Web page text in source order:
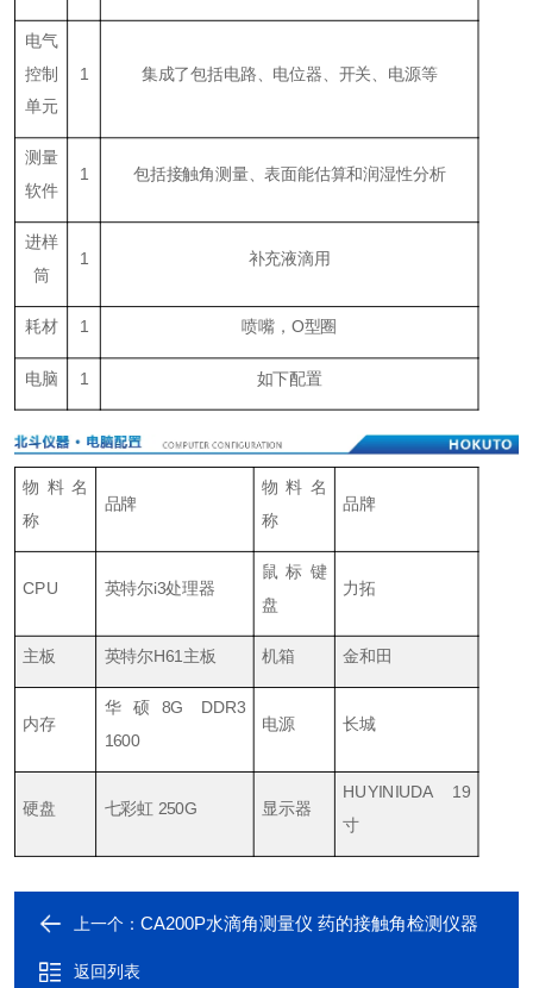
电气
控制
单元
1 集成了包括电路、电位器、开关、电源等
测量
软件
1 包括接触角测量、表面能估算和润湿性分析
进样
筒
1 补充液滴用
耗材 1 喷嘴， O型圈
电脑 1 如下配置
物料名
称
品牌
物料名
称
品牌
CPU 英特尔i3处理器
鼠标键
盘
力拓
主板 英特尔H61主板 机箱 金和田
内存
华硕8G DDR3
1600
电源 长城
硬盘 七彩虹 250G 显示器
HUYINIUDA 19
寸
上一个： CA200P水滴角测量仪 药的接触角检测仪器
返回列表